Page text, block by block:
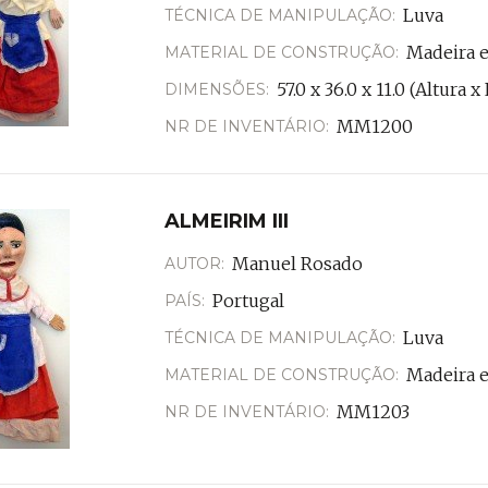
Seara Cardoso, da Companhia de Marionetas do Porto,
tendo recebido do Mestre António Dias a herança desta
Hoje em dia, várias companhias apresentam Robertos.
TÉCNICA DE MANIPULAÇÃO: Luva
MATERIAL DE CONSTRUÇÃO: Madeira
DIMENSÕES: 57.0 x 36.0 x 11.0 (Altura
NR DE INVENTÁRIO: MM1200
ALMEIRIM III
AUTOR: Manuel Rosado
PAÍS: Portugal
TÉCNICA DE MANIPULAÇÃO: Luva
MATERIAL DE CONSTRUÇÃO: Madeira
NR DE INVENTÁRIO: MM1203